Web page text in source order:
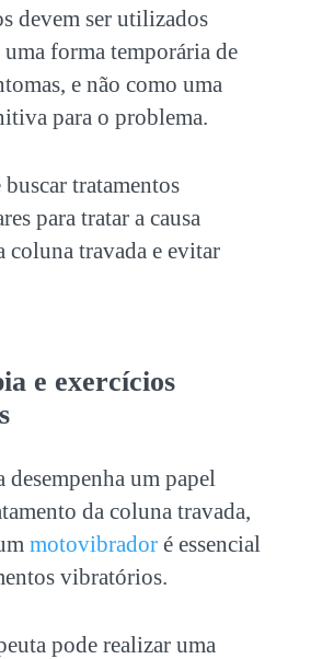
devem ser utilizados
uma forma temporária de
e não como uma
para o problema.
tratamentos
para tratar a causa
coluna travada e evitar
e exercícios
um papel
da coluna travada,
motovibrador é essencial
vibratórios.
pode realizar uma